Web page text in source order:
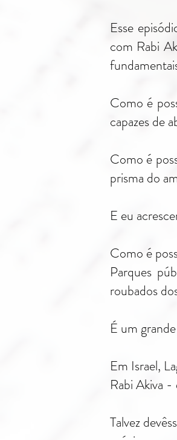
Esse
com Rabi
Como é
capazes de
Como é
prisma do
E eu
Como é
Parques
roubados
É um
Em Israel,
Rabi Akiva -
Talvez